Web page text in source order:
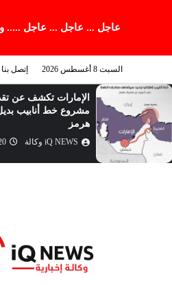
عاجل ... عاجل ... عاجل .....
السبت 8 أغسطس 2026 إتصل بنا
الإمارات تكشف عن
مشروع خط أنابيب
هرمز
iQ NEWS وكالة 20